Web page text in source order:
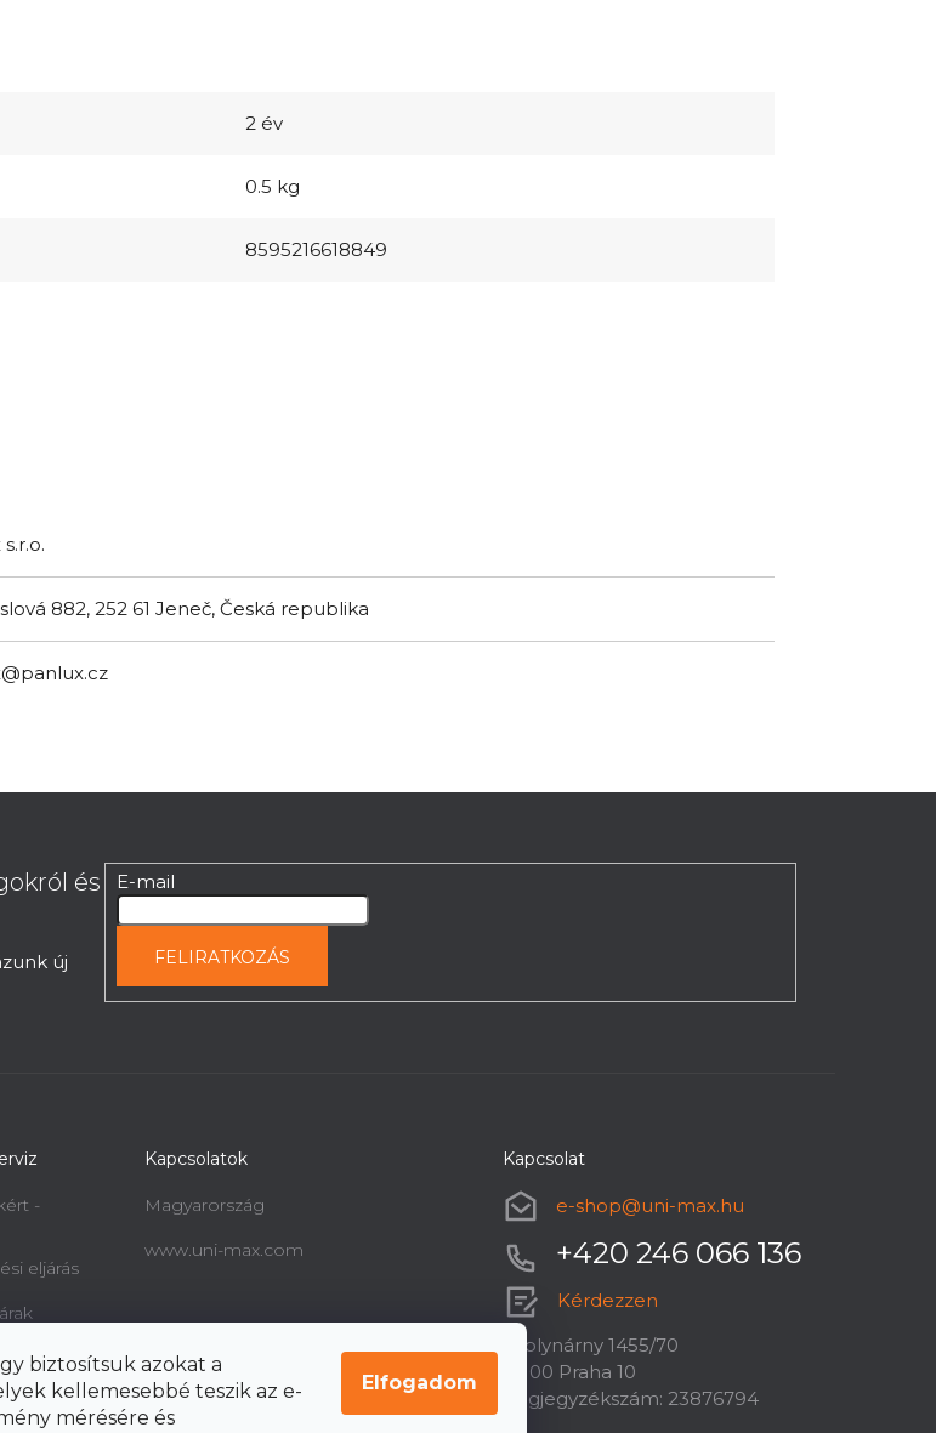
biztosítsuk azokat a
kellemesebbé teszik az e-
mérésére és
Elfogadom
2 év
0.5 kg
8595216618849
882, 252 61 Jeneč, Česká republika
és
új
E-mail
FELIRATKOZÁS
-
eljárás
Kapcsolatok
Magyarország
www.uni-max.com
Kapcsolat
e-shop@uni-max.hu
+420 246 066 136
Kérdezzen
U plynárny 1455/70
10100 Praha 10
Cégjegyzékszám: 23876794